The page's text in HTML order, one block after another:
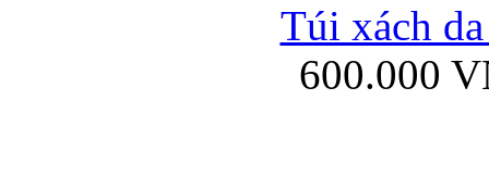
Bao da iPhone 5
Túi xách
600.000